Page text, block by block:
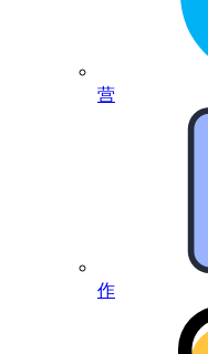
营
作